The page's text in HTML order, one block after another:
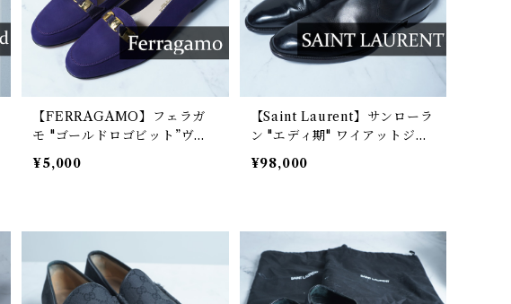
【FERRAGAMO】フェラガ
モ "ゴールドロゴビット”ヴァ
ラフラットスエードシューズ
purple
¥5,000
【Saint Laurent】サンローラ
ン "エディ期" ワイアットジッ
¥98,000